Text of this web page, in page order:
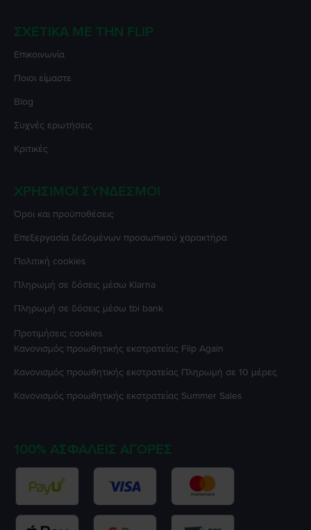
ΣΧΕΤΙΚΆ ΜΕ ΤΗΝ FLIP
Επικοινωνία
Ποιοι είμαστε
Blog
Συχνές ερωτήσεις
Κριτικές
ΧΡΉΣΙΜΟΙ ΣΎΝΔΕΣΜΟΙ
Όροι και προϋποθέσεις
Επεξεργασία δεδομένων προσωπικού χαρακτήρα
Πολιτική cookies
Πληρωμή σε δόσεις μέσω Klarna
Πληρωμή σε δόσεις μέσω tbi bank
Προτιμήσεις cookies
Κανονισμός προωθητικής εκστρατείας Flip Again
Κανονισμός προωθητικής εκστρατείας Πληρωμή σε 10 μέρες
Κανονισμός προωθητικής εκστρατείας Summer Sales
100% ΑΣΦΑΛΕΊΣ ΑΓΟΡΈΣ